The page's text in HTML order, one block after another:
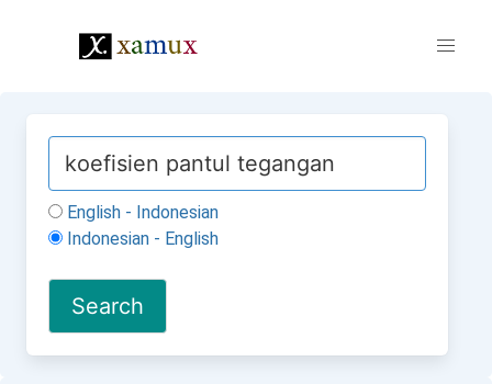
English - Indonesian
Indonesian - English